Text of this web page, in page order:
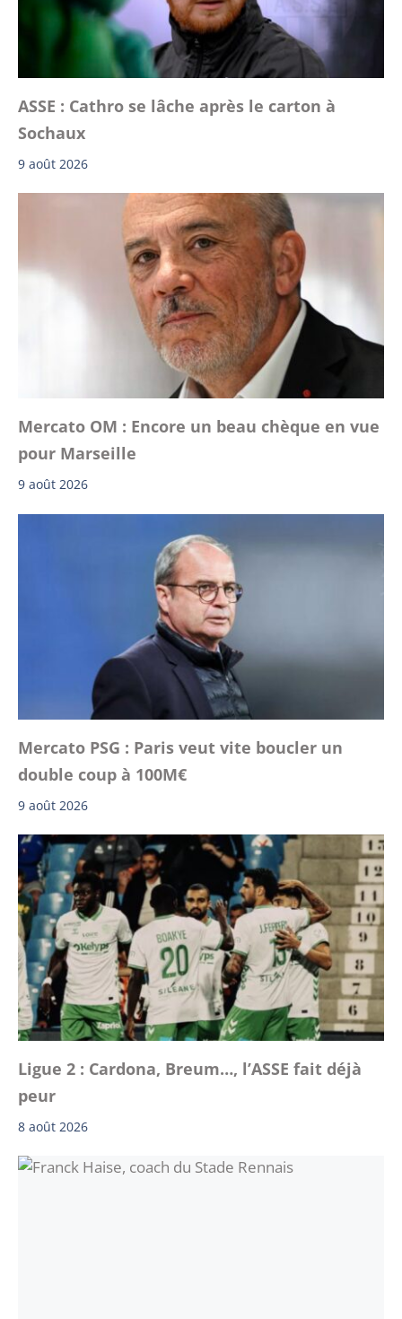
ASSE : Cathro se lâche après le carton à
Sochaux
9 août 2026
Mercato OM : Encore un beau chèque en vue
pour Marseille
9 août 2026
Mercato PSG : Paris veut vite boucler un
double coup à 100M€
9 août 2026
Ligue 2 : Cardona, Breum…, l’ASSE fait déjà
peur
8 août 2026